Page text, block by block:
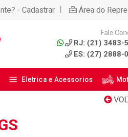
- Cadastrar | Área do
Fale
RJ: (21) 3483-
ES: (27) 2888-
Eletrica e Acessorios